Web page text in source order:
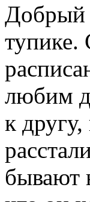
Добрый
тупике.
любим
к
бывают